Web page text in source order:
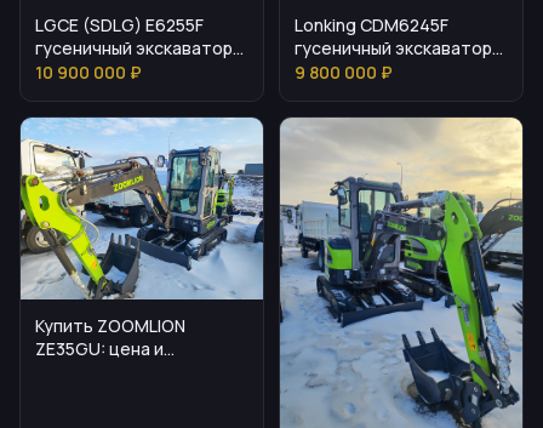
LGCE (SDLG) E6255F
гусеничный экскаватор
— параметры и
10 900 000 ₽
Lonking CDM6245F
гусеничный экскаватор:
выбор, параметры,
9 800 000 ₽
Купить ZOOMLION
ZE35GU: цена и